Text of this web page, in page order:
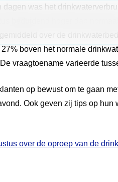
was het
beduidend hoger dan
over de
boven het normale
vraagtoename varieerde
op bewust om te gaan
Ook geven zij tips op hun
over de oproep van de